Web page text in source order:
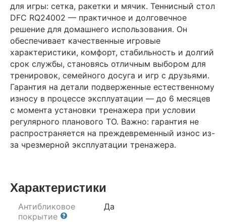
для игры: сетка, ракетки и мячик. Теннисный стол
DFC RQ24002 — практичное и долговечное
решение для домашнего использования. Он
обеспечивает качественные игровые
характеристики, комфорт, стабильность и долгий
срок службы, становясь отличным выбором для
тренировок, семейного досуга и игр с друзьями.
Гарантия на детали подверженные естественному
износу в процессе эксплуатации — до 6 месяцев
с момента установки тренажера при условии
регулярного планового ТО. Важно: гарантия не
распространяется на преждевременный износ из-
за чрезмерной эксплуатации тренажера.
Характеристики
Антибликовое
покрытие
Да